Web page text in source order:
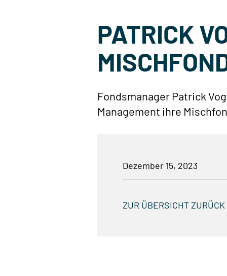
PATRICK
Fondsmanager Patrick
Management ihre
Dezember 15, 2023
ZUR ÜBERSICHT ZURÜCK